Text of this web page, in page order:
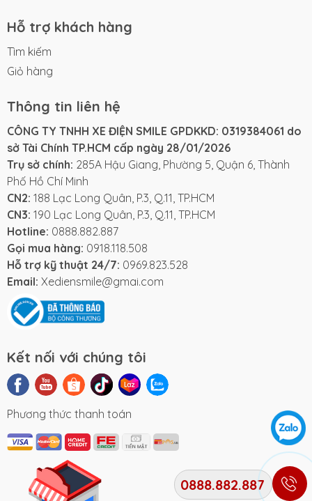
Hỗ trợ khách hàng
Tìm kiếm
Giỏ hàng
Thông tin liên hệ
CÔNG TY TNHH XE ĐIỆN SMILE GPDKKD: 0319384061 do
sở Tài Chính TP.HCM cấp ngày 28/01/2026
Trụ sở chính: 285A Hậu Giang, Phường 5, Quận 6, Thành
Phố Hồ Chí Minh
CN2: 188 Lạc Long Quân, P.3, Q.11, TP.HCM
CN3: 190 Lạc Long Quân, P.3, Q.11, TP.HCM
Hotline: 0888.882.887
Gọi mua hàng: 0918.118.508
Hỗ trợ kỹ thuật 24/7: 0969.823.528
Email: Xediensmile@gmai.com
Kết nối với chúng tôi
Phương thức thanh toán
0888.882.887